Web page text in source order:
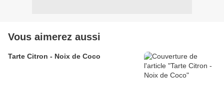
Vous aimerez aussi
Tarte Citron - Noix de Coco